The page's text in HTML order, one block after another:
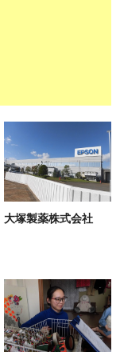
大塚製薬株式会社